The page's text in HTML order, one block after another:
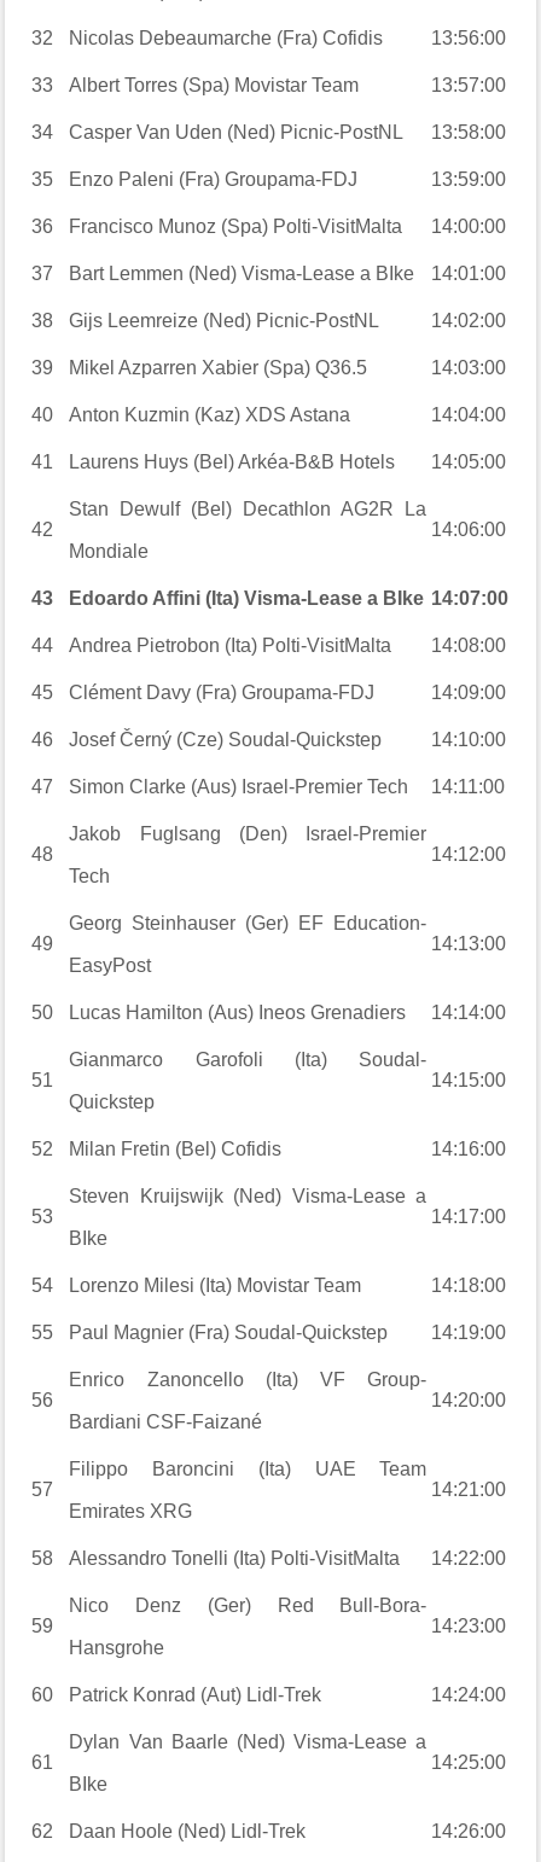
32 Nicolas Debeaumarche (Fra) Cofidis 13:56:00
33 Albert Torres (Spa) Movistar Team 13:57:00
34 Casper Van Uden (Ned) Picnic-PostNL 13:58:00
35 Enzo Paleni (Fra) Groupama-FDJ 13:59:00
36 Francisco Munoz (Spa) Polti-VisitMalta 14:00:00
37 Bart Lemmen (Ned) Visma-Lease a BIke 14:01:00
38 Gijs Leemreize (Ned) Picnic-PostNL 14:02:00
39 Mikel Azparren Xabier (Spa) Q36.5 14:03:00
40 Anton Kuzmin (Kaz) XDS Astana 14:04:00
41 Laurens Huys (Bel) Arkéa-B&B Hotels 14:05:00
42
Stan Dewulf (Bel) Decathlon AG2R La
Mondiale
14:06:00
43 Edoardo Affini (Ita) Visma-Lease a BIke 14:07:00
44 Andrea Pietrobon (Ita) Polti-VisitMalta 14:08:00
45 Clément Davy (Fra) Groupama-FDJ 14:09:00
46 Josef Černý (Cze) Soudal-Quickstep 14:10:00
47 Simon Clarke (Aus) Israel-Premier Tech 14:11:00
48
Jakob Fuglsang (Den) Israel-Premier
Tech
14:12:00
49
Georg Steinhauser (Ger) EF Education-
EasyPost
14:13:00
50 Lucas Hamilton (Aus) Ineos Grenadiers 14:14:00
51
Gianmarco Garofoli (Ita) Soudal-
Quickstep
14:15:00
52 Milan Fretin (Bel) Cofidis 14:16:00
53
Steven Kruijswijk (Ned) Visma-Lease a
BIke
14:17:00
54 Lorenzo Milesi (Ita) Movistar Team 14:18:00
55 Paul Magnier (Fra) Soudal-Quickstep 14:19:00
56
Enrico Zanoncello (Ita) VF Group-
Bardiani CSF-Faizané
14:20:00
57
Filippo Baroncini (Ita) UAE Team
Emirates XRG
14:21:00
58 Alessandro Tonelli (Ita) Polti-VisitMalta 14:22:00
59
Nico Denz (Ger) Red Bull-Bora-
Hansgrohe
14:23:00
60 Patrick Konrad (Aut) Lidl-Trek 14:24:00
61
Dylan Van Baarle (Ned) Visma-Lease a
BIke
14:25:00
62 Daan Hoole (Ned) Lidl-Trek 14:26:00